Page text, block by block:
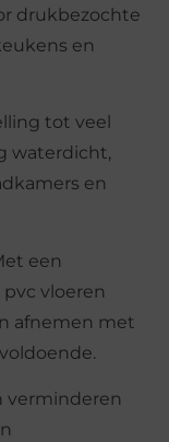
drukbezochte
en
tot veel
waterdicht,
en
een
vloeren
afnemen met
verminderen